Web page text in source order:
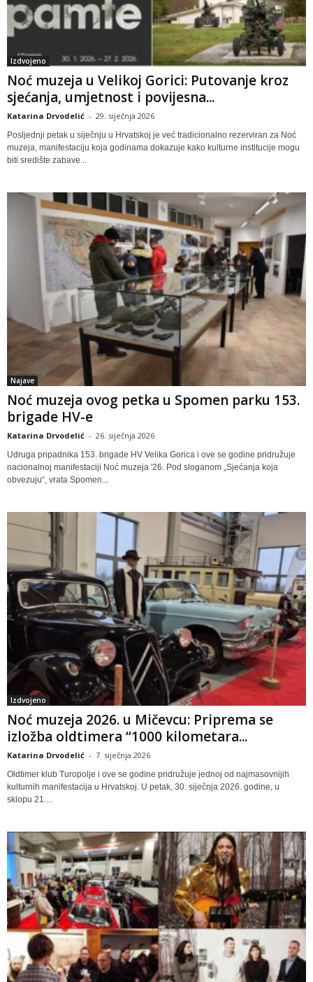
Izdvojeno
Noć muzeja u Velikoj Gorici: Putovanje kroz
sjećanja, umjetnost i povijesna...
Katarina Drvodelić - 29. siječnja 2026
Posljednji petak u siječnju u Hrvatskoj je već tradicionalno rezerviran za Noć
muzeja, manifestaciju koja godinama dokazuje kako kulturne institucije mogu
biti središte zabave...
Najave
Noć muzeja ovog petka u Spomen parku 153.
brigade HV-e
Katarina Drvodelić - 26. siječnja 2026
Udruga pripadnika 153. brigade HV Velika Gorica i ove se godine pridružuje
nacionalnoj manifestaciji Noć muzeja '26. Pod sloganom „Sjećanja koja
obvezuju“, vrata Spomen...
Izdvojeno
Noć muzeja 2026. u Mičevcu: Priprema se
izložba oldtimera “1000 kilometara...
Katarina Drvodelić - 7. siječnja 2026
Oldtimer klub Turopolje i ove se godine pridružuje jednoj od najmasovnijih
kulturnih manifestacija u Hrvatskoj. U petak, 30. siječnja 2026. godine, u
sklopu 21....